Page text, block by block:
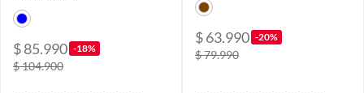
$ 85.990 -18%
$ 104.900
$ 63.990 -20%
$ 79.990